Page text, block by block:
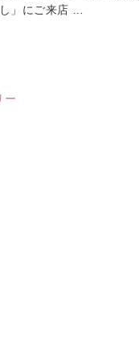
」にご来店 …
ー